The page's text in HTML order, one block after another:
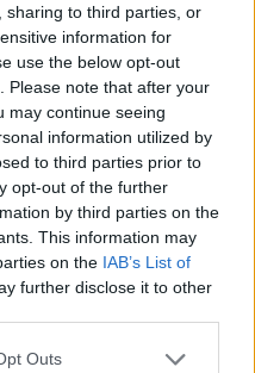
sharing to third parties, or
information for
use the below opt-out
Please note that after your
may continue seeing
information utilized by
to third parties prior to
opt-out of the further
by third parties on the
This information may
on the IAB’s List of
further disclose it to other
Outs
Visa tai ji darė
New Times“, kurį ir
– 2009 m.
–
pirmąja naktimi.
aš jo negaliu
jos laidotuves
„didvyriai